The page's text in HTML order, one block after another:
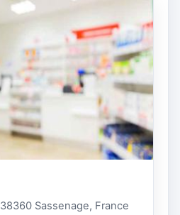
Sassenage, France